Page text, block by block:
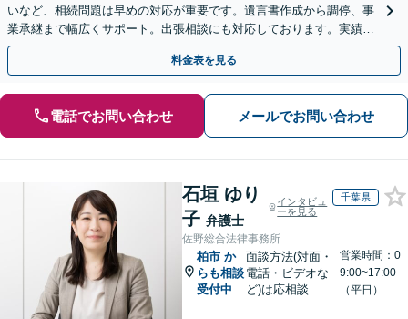
いなど、相続問題は早めの対応が重要です。遺言書作成から調停、事
業承継まで幅広くサポート。出張相談にも対応しております。実績豊
富な当事務所へ今すぐご連絡ください【初回相談無料】
料金表を見る
電話でお問い合わせ メールでお問い合わせ
石垣 ゆり
子 弁護士
インタビュ
ーを見る
千葉県
佐野総合法律事務所
柏市 か
らも相談
受付中
面談方法(対面・
電話・ビデオな
ど)は応相談
営業時間：0
9:00~17:00
（平日）